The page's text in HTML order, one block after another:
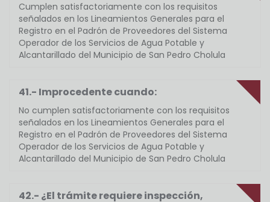
Cumplen satisfactoriamente con los requisitos
señalados en los Lineamientos Generales para el
Registro en el Padrón de Proveedores del Sistema
Operador de los Servicios de Agua Potable y
Alcantarillado del Municipio de San Pedro Cholula
41.- Improcedente cuando:
No cumplen satisfactoriamente con los requisitos
señalados en los Lineamientos Generales para el
Registro en el Padrón de Proveedores del Sistema
Operador de los Servicios de Agua Potable y
Alcantarillado del Municipio de San Pedro Cholula
42.- ¿El trámite requiere inspección,